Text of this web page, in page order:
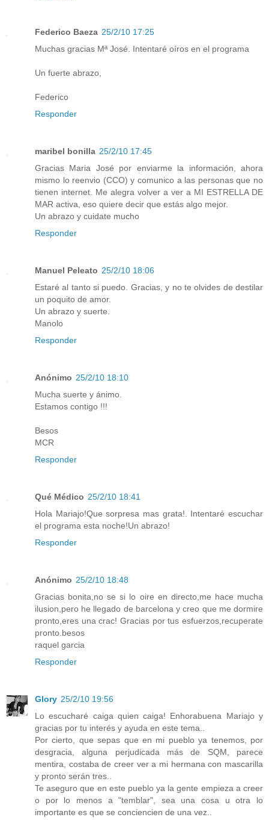
Federico Baeza 25/2/10 17:25
Muchas gracias Mª José. Intentaré oíros en el programa
Un fuerte abrazo,
Federico
Responder
maribel bonilla 25/2/10 17:45
Gracias Maria José por enviarme la información, ahora
mismo lo reenvio (CCO) y comunico a las personas que no
tienen internet. Me alegra volver a ver a MI ESTRELLA DE
MAR activa, eso quiere decir que estás algo mejor.
Un abrazo y cuidate mucho
Responder
Manuel Peleato 25/2/10 18:06
Estaré al tanto si puedo. Gracias, y no te olvides de destilar
un poquito de amor.
Un abrazo y suerte.
Manolo
Responder
Anónimo 25/2/10 18:10
Mucha suerte y ánimo.
Estamos contigo !!!
Besos
MCR
Responder
Qué Médico 25/2/10 18:41
Hola Mariajo!Que sorpresa mas grata!. Intentaré escuchar
el programa esta noche!Un abrazo!
Responder
Anónimo 25/2/10 18:48
Gracias bonita,no se si lo oire en directo,me hace mucha
ilusion,pero he llegado de barcelona y creo que me dormire
pronto,eres una crac! Gracias por tus esfuerzos,recuperate
pronto.besos
raquel garcia
Responder
Glory 25/2/10 19:56
Lo escucharé caiga quien caiga! Enhorabuena Mariajo y
gracias por tu interés y ayuda en este tema..
Por cierto, que sepas que en mi pueblo ya tenemos, por
desgracia, alguna perjudicada más de SQM, parece
mentira, costaba de creer ver a mi hermana con mascarilla
y pronto serán tres..
Te aseguro que en este pueblo ya la gente empieza a creer
o por lo menos a "temblar", sea una cosa u otra lo
importante es que se conciencien de una vez..